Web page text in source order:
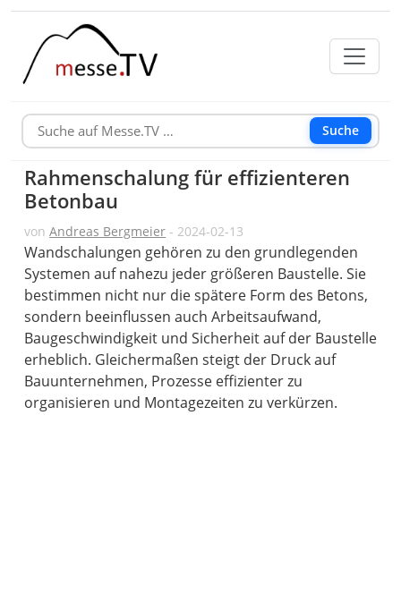
Suche
Rahmenschalung für effizienteren
Betonbau
vonAndreas Bergmeier - 2024-02-13
Wandschalungen gehören zu den grundlegenden
Systemen auf nahezu jeder größeren Baustelle. Sie
bestimmen nicht nur die spätere Form des Betons,
sondern beeinflussen auch Arbeitsaufwand,
Baugeschwindigkeit und Sicherheit auf der Baustelle
erheblich. Gleichermaßen steigt der Druck auf
Bauunternehmen, Prozesse effizienter zu
organisieren und Montagezeiten zu verkürzen.